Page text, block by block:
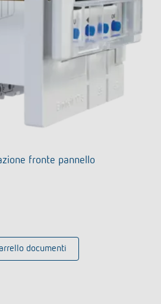
fronte pannello
documenti